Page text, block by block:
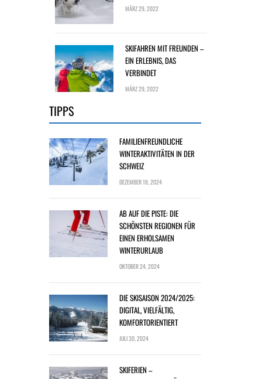
MÄRZ 29, 2022
SKIFAHREN MIT FREUNDEN –
EIN ERLEBNIS, DAS
VERBINDET
MÄRZ 29, 2022
TIPPS
FAMILIENFREUNDLICHE
WINTERAKTIVITÄTEN IN DER
SCHWEIZ
DEZEMBER 18, 2024
AB AUF DIE PISTE: DIE
SCHÖNSTEN REGIONEN FÜR
EINEN ERHOLSAMEN
WINTERURLAUB
OKTOBER 24, 2024
DIE SKISAISON 2024/2025:
DIGITAL, VIELFÄLTIG,
KOMFORTORIENTIERT
JULI 30, 2024
SKIFERIEN –